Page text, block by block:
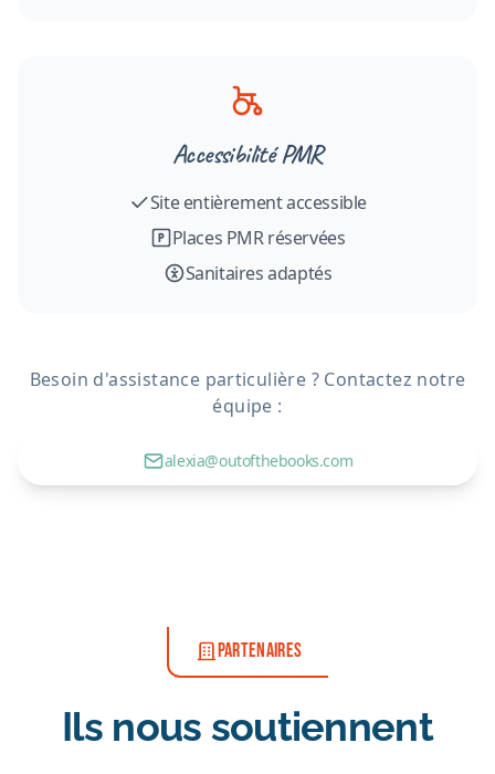
Accessibilité PMR
Site entièrement accessible
Places PMR réservées
Sanitaires adaptés
Besoin d'assistance particulière ? Contactez notre
équipe :
alexia@outofthebooks.com
PARTENAIRES
Ils nous soutiennent